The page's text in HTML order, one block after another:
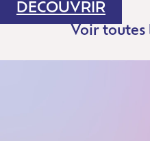
DÉCOUVRIR:
LAB
Voir toutes